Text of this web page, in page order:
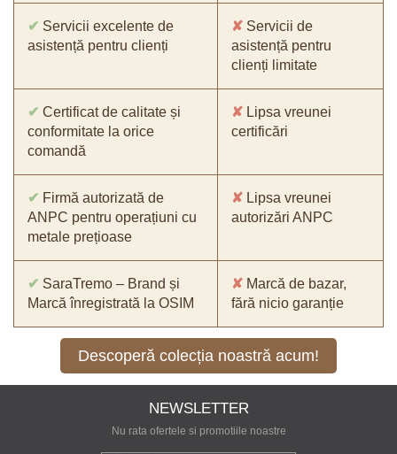
✔ Servicii excelente de
asistență pentru clienți
✘ Servicii de
asistență pentru
clienți limitate
✔ Certificat de calitate și
conformitate la orice
comandă
✘ Lipsa vreunei
certificări
✔ Firmă autorizată de
ANPC pentru operațiuni cu
metale prețioase
✘ Lipsa vreunei
autorizări ANPC
✔ SaraTremo – Brand și
Marcă înregistrată la OSIM
✘ Marcă de bazar,
fără nicio garanție
Descoperă colecția noastră acum!
NEWSLETTER
Nu rata ofertele si promotiile noastre